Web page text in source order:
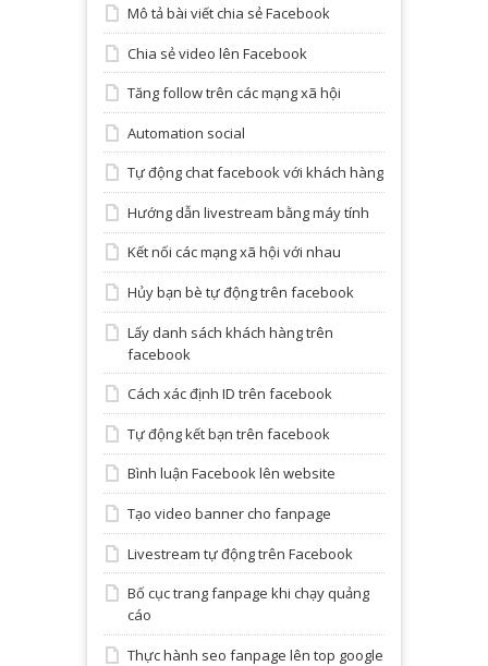
Mô tả bài viết chia sẻ Facebook
Chia sẻ video lên Facebook
Tăng follow trên các mạng xã hội
Automation social
Tự động chat facebook với khách hàng
Hướng dẫn livestream bằng máy tính
Kết nối các mạng xã hội với nhau
Hủy bạn bè tự động trên facebook
Lấy danh sách khách hàng trên
facebook
Cách xác định ID trên facebook
Tự động kết bạn trên facebook
Bình luận Facebook lên website
Tạo video banner cho fanpage
Livestream tự động trên Facebook
Bố cục trang fanpage khi chạy quảng
cáo
Thực hành seo fanpage lên top google